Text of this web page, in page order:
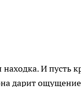
И пусть
дарит